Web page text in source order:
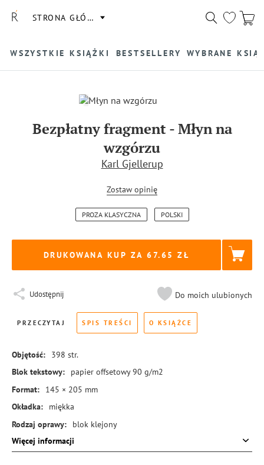
STRONA GŁÓWNA
WSZYSTKIE KSIĄŻKI BESTSELLERY WYBRANE
Bezpłatny fragment-Młyn na
wzgórzu
Karl Gjellerup
Zostaw opinię
PROZA KLASYCZNA POLSKI
DRUKOWANA KUP ZA 67.65
Udostępnij Do moich ulubionych
PRZECZYTAJ SPIS TREŚCI O KSIĄŻCE
Objętość: 398 str.
Blok tekstowy:
papier offsetowy 90 g/m2
Format:
145 × 205 mm
Okładka:
miękka
Rodzaj oprawy:
blok klejony
ISBN:
978-83-288-0221-6
Więcej informacji